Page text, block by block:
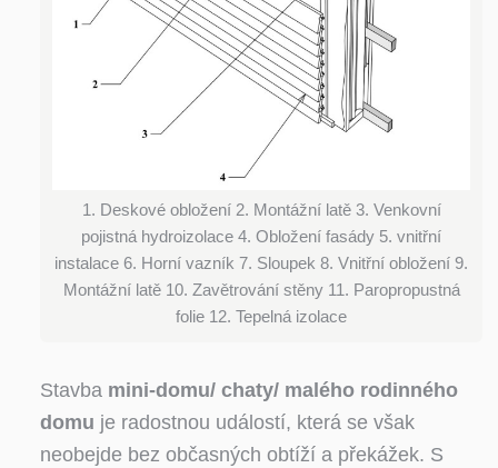
1. Deskové obložení 2. Montážní latě 3. Venkovní
pojistná hydroizolace 4. Obložení fasády 5. vnitřní
instalace 6. Horní vazník 7. Sloupek 8. Vnitřní obložení 9.
Montážní latě 10. Zavětrování stěny 11. Paropropustná
folie 12. Tepelná izolace
Stavba mini-domu/ chaty/ malého rodinného
domu je radostnou událostí, která se však
neobejde bez občasných obtíží a překážek. S